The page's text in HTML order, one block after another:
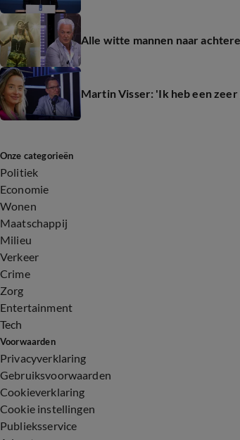
Alle witte mannen naar
Martin Visser: 'Ik heb een
Onze categorieën
Politiek
Economie
Wonen
Maatschappij
Milieu
Verkeer
Crime
Zorg
Entertainment
Tech
Voorwaarden
Privacyverklaring
Gebruiksvoorwaarden
Cookieverklaring
Cookie instellingen
Publieksservice